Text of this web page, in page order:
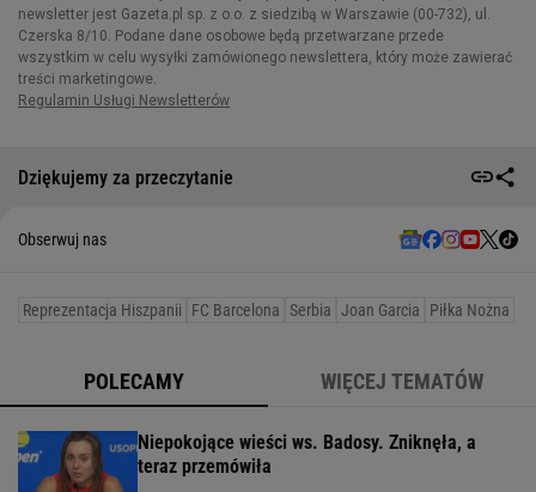
Dziękujemy za przeczytanie
Obserwuj nas
Reprezentacja Hiszpanii FC Barcelona Serbia Joan Garcia Piłka Nożna
POLECAMY WIĘCEJ TEMATÓW
Niepokojące wieści ws. Badosy. Zniknęła, a
teraz przemówiła